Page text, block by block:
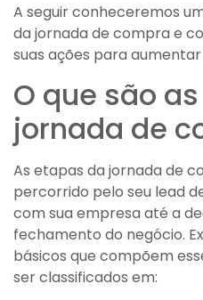
A seguir conheceremos
da jornada de compra e
suas ações para aumentar
O que são
jornada de
As etapas da jornada de
percorrido pelo seu lead
com sua empresa até a
fechamento do negócio.
básicos que compõem
ser classificados em: